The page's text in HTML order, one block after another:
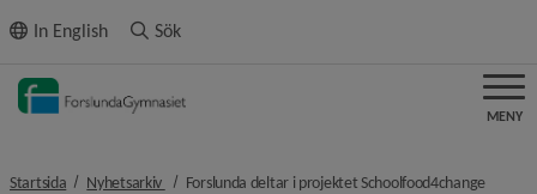
innehållet
In English Sök
MENY
Startsida Nyhetsarkiv nivå i brödsmulenavigeringen
Forslunda deltar i projektet Schoolfood4changenivå i